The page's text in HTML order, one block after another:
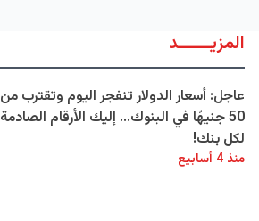
المزيــــــد
عاجل: أسعار الدولار تنفجر اليوم وتقترب من
50 جنيهًا في البنوك... إليك الأرقام الصادمة
لكل بنك!
منذ 4 أسابيع